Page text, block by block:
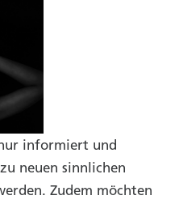
informiert und
neuen sinnlichen
Zudem möchten